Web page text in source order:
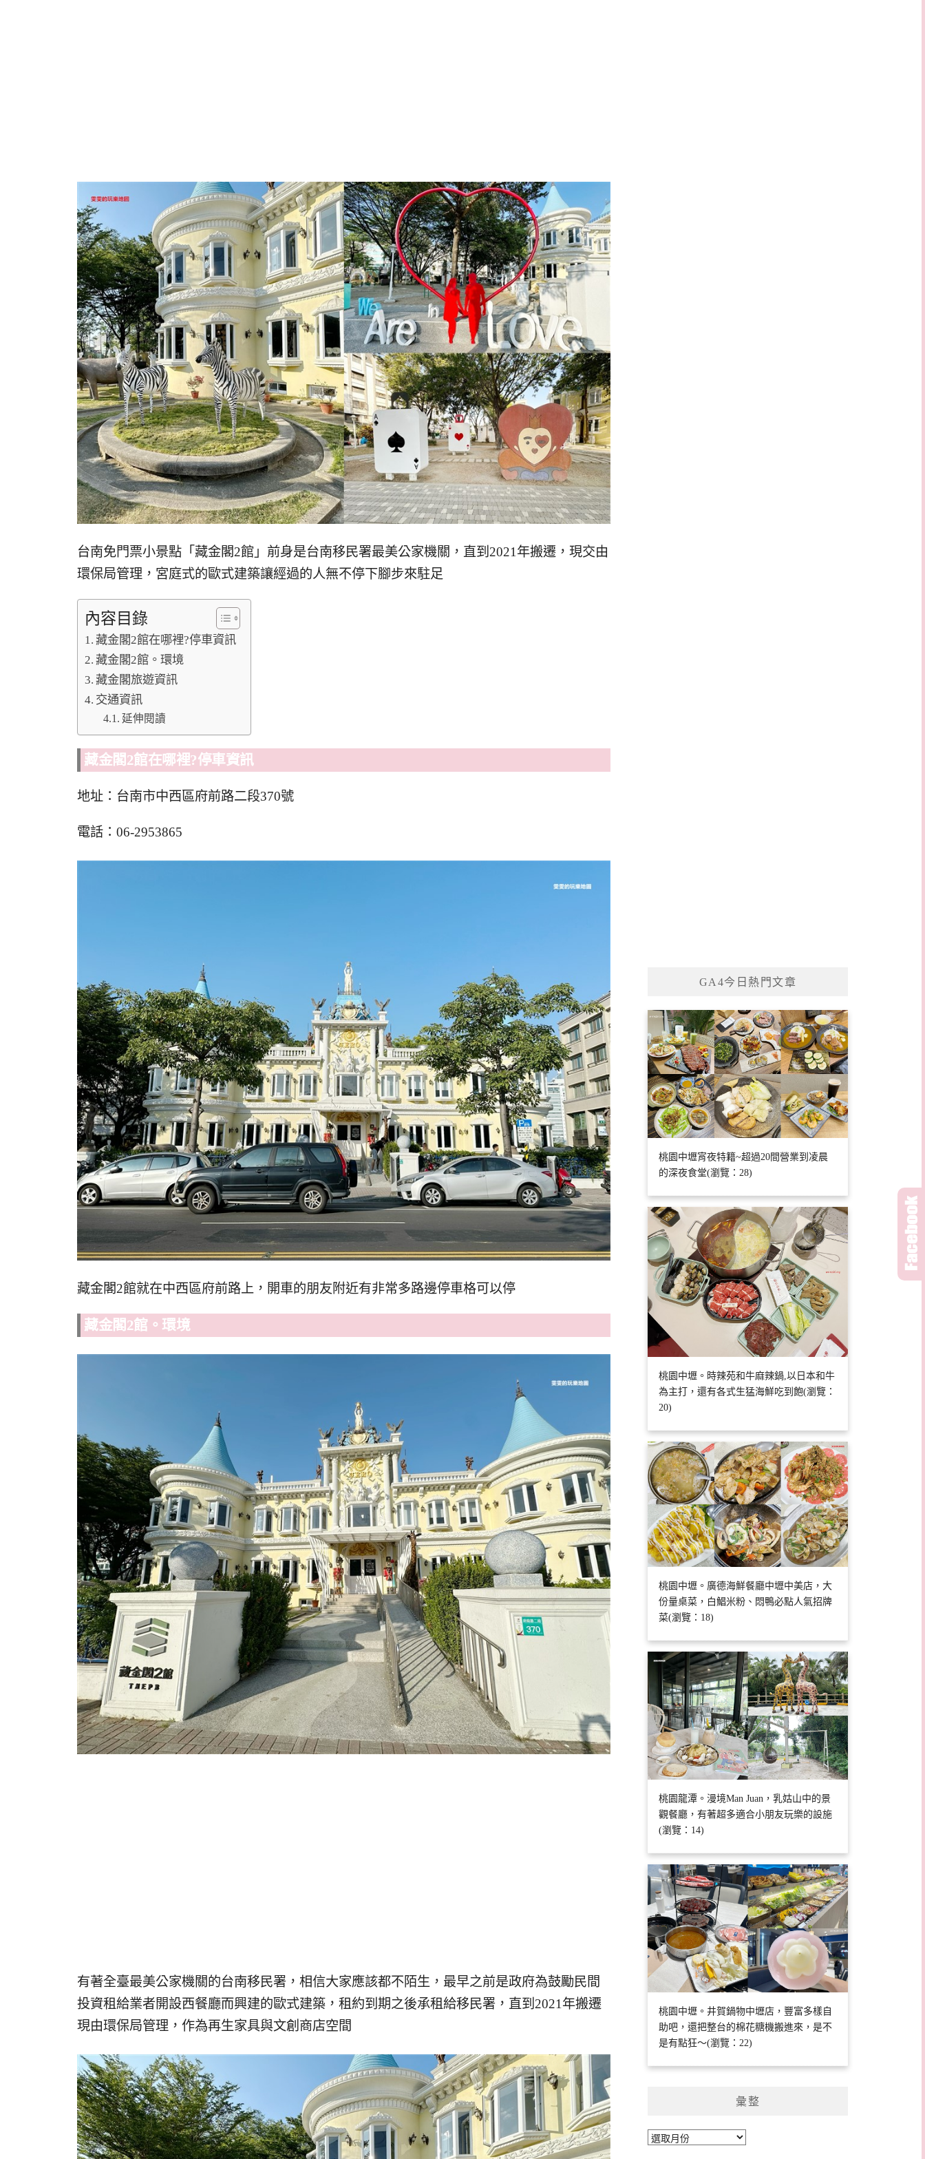
台南免門票小景點「藏金閣2館」前身是台南移民署最美公家機關，直到2021年搬遷，現交由
環保局管理，宮庭式的歐式建築讓經過的人無不停下腳步來駐足
內容目錄
藏金閣2館在哪裡?停車資訊
藏金閣2館。環境
藏金閣旅遊資訊
交通資訊
延伸閱讀
藏金閣2館在哪裡?停車資訊
地址：台南市中西區府前路二段370號
電話：06-2953865
藏金閣2館就在中西區府前路上，開車的朋友附近有非常多路邊停車格可以停
藏金閣2館。環境
有著全臺最美公家機關的台南移民署，相信大家應該都不陌生，最早之前是政府為鼓勵民間
投資租給業者開設西餐廳而興建的歐式建築，租約到期之後承租給移民署，直到2021年搬遷
現由環保局管理，作為再生家具與文創商店空間
GA4今日熱門文章
桃園中壢宵夜特籍~超過20間營業到凌晨
的深夜食堂(瀏覽：28)
桃園中壢。時辣苑和牛麻辣鍋,以日本和牛
為主打，還有各式生猛海鮮吃到飽(瀏覽：
20)
桃園中壢。廣德海鮮餐廳中壢中美店，大
份量桌菜，白鯧米粉、悶鴨必點人氣招牌
菜(瀏覽：18)
桃園龍潭。漫境Man Juan，乳姑山中的景
觀餐廳，有著超多適合小朋友玩樂的設施
(瀏覽：14)
桃園中壢。井賀鍋物中壢店，豐富多樣自
助吧，還把整台的棉花糖機搬進來，是不
是有點狂～(瀏覽：22)
彙整
彙